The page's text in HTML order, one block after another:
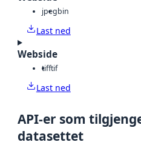
jpegbin
Last ned
Webside
tifftif
Last ned
API-er som
datasettet